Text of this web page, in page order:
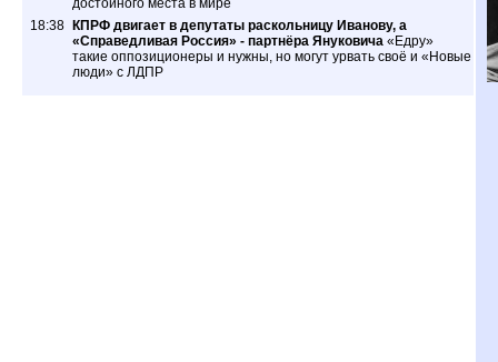
18:38 КПРФ двигает в депутаты раскольницу Иванову, а
«Справедливая Россия» - партнёра Януковича «Едру»
такие оппозиционеры и нужны, но могут урвать своё и «Новые
люди» с ЛДПР